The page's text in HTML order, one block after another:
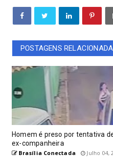
POSTAGENS
Homem é preso por tentativa
ex-companheira
Brasília Conectada Julho 04,